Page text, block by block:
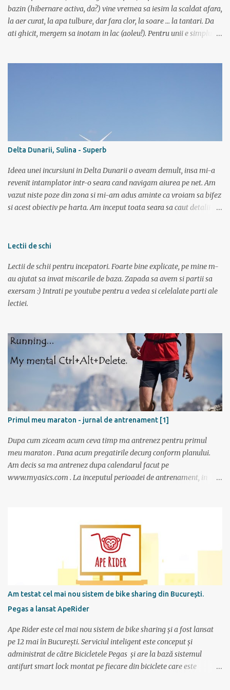
localitatea Turnu Ro...
bazin (hibernare activa, da?) vine vremea sa iesim la scaldat afara,
la aer curat, la apa tulbure, dar fara clor, la soare ... la tantari. Da
ati ghicit, mergem sa inotam in lac (aoleu!). Pentru unii e simplu,
pe acolo decat incepand cu ultimii 3 ani. Dar daca vreau triatlon
trebuie sa si inot, iar in bazin acest lucru chiar imi place. Dar daca
vreau triatlon trebuie sa inot si in lac, mai ales in lac. Văleu! Hai ca
n-o fi ala negru asa de negru (negr...
Delta Dunarii, Sulina - Superb
Ideea unei incursiuni in Delta Dunarii o aveam demult, insa mi-a
revenit intamplator intr-o seara cand navigam aiurea pe net. Am
vazut niste poze din zona si mi-am adus aminte ca vroiam sa bifez
si acest obiectiv pe harta. Am inceput toata seara sa caut detalii pe
monstrul” care a pus capac. Dupa superba tura in muntii Sureanu (
Bucuresti spre Tulcea cu acceleratul de la 5:40, pe care l-am prins la
mustata intrucat primul metrou vine la ora 5. Trenul a fost foarte
aglomerat, multa lume mergand la Sfantu Gheorghe unde luni
incepea festivalul de film Anonimul. Pe geam am vazut
una cu 3 persoane; spre norocul nostru toti se inghesuiau sa ia
bilete spre Sf. Gheorg...
Lectii de schi
Lectii de schii pentru incepatori. Foarte bine explicate, pe mine m-
au ajutat sa invat miscarile de baza. Zapada sa avem si partii sa
exersam :) Intrati pe youtube pentru a vedea si celelalate parti ale
lectiei.
Primul meu maraton - jurnal de antrenament [1]
Dupa cum ziceam acum ceva timp ma antrenez pentru primul
meu maraton . Pana acum pregatirile decurg conform planului.
Am decis sa ma antrenez dupa calendarul facut pe
www.myasics.com . La inceputul perioadei de antrenament, in
saptamana imi propun sa alerg (de doua ori), care sunt zilele
preferate de antrenament. Apoi site-ul mi-a generat un calendar
pentru urmatoarele luni imi care mi se spune cati km am de
alergat la fiecare antrenament si ce timp ar trebui sa scot.
Consider ca este un program foarte bun mai ales ca nu am un
antrenor asa cum au sportivii profesionisti si oricine si-l poate crea
foarte simplu; se alterneaza antrenamente mai scurte cu
antrenamente mai lungi, apoi din nou mai scurte dar trebuie
obtinuti timpi mai buni, ceea ce fortifica muschii si creeaza cadrul
pentru a avansa apoi...
Am testat cel mai nou sistem de bike sharing din București.
Pegas a lansat ApeRider
Ape Rider este cel mai nou sistem de bike sharing și a fost lansat
pe 12 mai în București. Serviciul inteligent este conceput și
administrat de către Bicicletele Pegas și are la bază sistemul
antifurt smart lock montat pe fiecare din biciclete care este